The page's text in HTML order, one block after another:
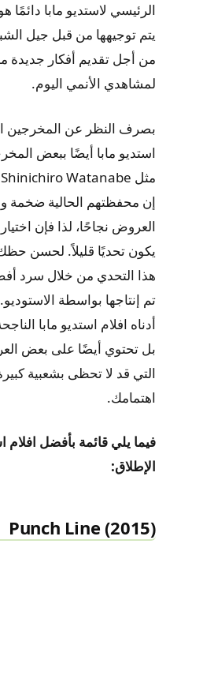
الرئيسي لاستديو مابا دائمًا
يتم توجيهها من قبل جيل
من أجل تقديم أفكار جديدة
لمشاهدي الأنمي اليوم.
بصرف النظر عن المخرجين
استديو مابا أيضًا ببعض
إن محفظتهم الحالية ضخمة
العروض نجاحًا، لذا فإن
يكون تحديًا قليلاً. لحسن
هذا التحدي من خلال سرد
تم إنتاجها بواسطة
أدناه افلام استديو مابا
بل تحتوي أيضًا على بعض
التي قد لا تحظى بشعبية
اهتمامك.
فيما يلي قائمة بأفضل افلام
الإطلاق:
Punch Line (2015)